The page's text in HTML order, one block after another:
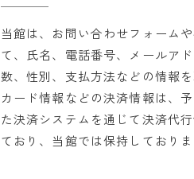
当館は、お問い合わせフォーム
て、氏名、電話番号、メールア
数、性別、支払方法などの情報
カード情報などの決済情報は、
た決済システムを通じて決済代
ており、当館では保持しておりま